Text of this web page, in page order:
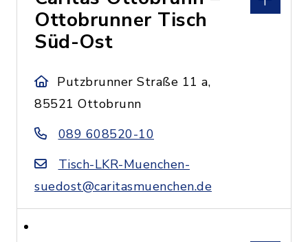
Ottobrunner Tisch
Süd-Ost
Putzbrunner Straße 11 a,
85521 Ottobrunn
089 608520-10
Tisch-LKR-Muenchen-
suedost@caritasmuenchen.de